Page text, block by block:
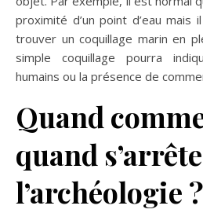
proximité d’un point d’eau mais
trouver un coquillage marin en
simple coquillage pourra
humains ou la présence de
Quand
quand s’arrête
l’archéologie ?